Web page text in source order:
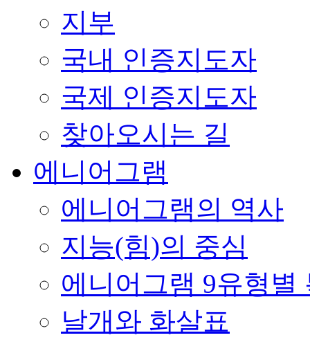
지부
국내 인증지도자
국제 인증지도자
찾아오시는 길
에니어그램
에니어그램의 역사
지능(힘)의 중심
에니어그램 9유형별
날개와 화살표